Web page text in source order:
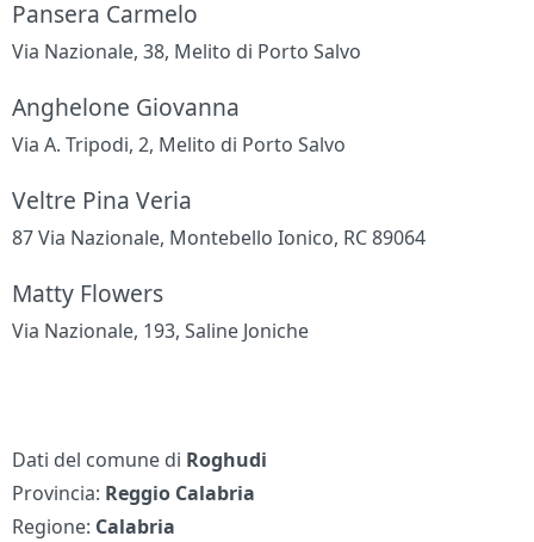
Pansera Carmelo
Via Nazionale, 38, Melito di Porto Salvo
Anghelone Giovanna
Via A. Tripodi, 2, Melito di Porto Salvo
Veltre Pina Veria
87 Via Nazionale, Montebello Ionico, RC 89064
Matty Flowers
Via Nazionale, 193, Saline Joniche
Dati del comune di Roghudi
Provincia: Reggio Calabria
Regione: Calabria